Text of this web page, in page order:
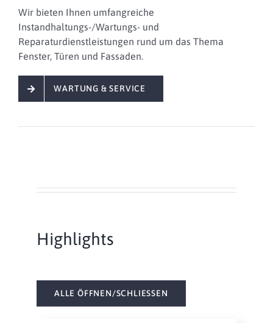
Wir bieten Ihnen umfangreiche
Instandhaltungs-/Wartungs- und
Reparaturdienstleistungen rund um das Thema
Fenster, Türen und Fassaden.
WARTUNG & SERVICE
Highlights
ALLE ÖFFNEN/SCHLIESSEN